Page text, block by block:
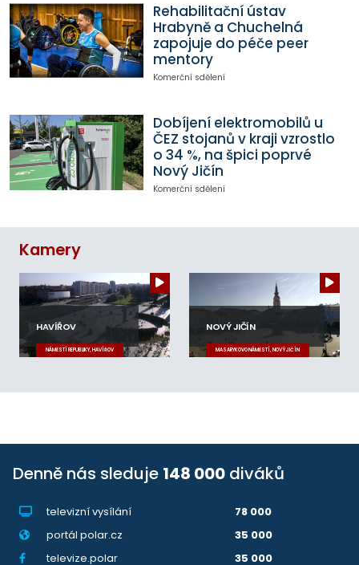
Rehabilitační ústav
Hrabyně a Chuchelná
zapojuje do péče peer
mentory
Komerční sdělení
Dobíjení elektromobilů u
ČEZ stojanů v kraji vzrostlo
o 34 %, na špici poprvé
Nový Jičín
Komerční sdělení
Kamery
HAVÍŘOV
NÁMĚSTÍ REPUBLIKY, HAVÍŘOV
NOVÝ JIČÍN
MASARYKOVO NÁMĚSTÍ, NOVÝ JIČÍN
Denně nás sleduje 148 000 diváků
televizní vysílání
78 000
portál polar.cz
35 000
televize.polar
35 000